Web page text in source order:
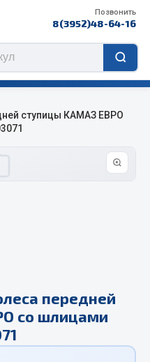
Позвонить
8(3952)48-64-16
ступицы КАМАЗ ЕВРО
передней
со шлицами